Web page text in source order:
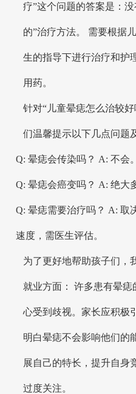
疗”这个问题的答案是：
的”治疗方法。 需要根据
生的指导下进行治疗和护
用药。
针对“儿童晕痣怎么治较
们温馨提示以下几点问题
Q: 晕痣会传染吗？ A: 不会。
Q: 晕痣会癌变吗？ A: 绝大
Q: 晕痣需要治疗吗？ A: 取
速度，需医生评估。
为了更好地帮助孩子们，
就业方面： 许多患有晕
心受到歧视。家长应积极
明白晕痣不会影响他们的
展自己的特长，提升自身
过度关注。